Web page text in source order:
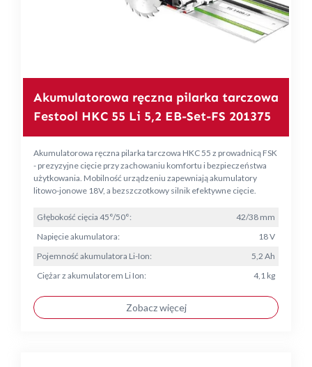
Akumulatorowa ręczna pilarka tarczowa
Festool HKC 55 Li 5,2 EB-Set-FS 201375
Akumulatorowa ręczna pilarka tarczowa HKC 55 z prowadnicą FSK
- prezyzyjne cięcie przy zachowaniu komfortu i bezpieczeństwa
użytkowania. Mobilność urządzeniu zapewniają akumulatory
litowo-jonowe 18V, a bezszczotkowy silnik efektywne cięcie.
Głębokość cięcia 45°/50°:
42/38 mm
Napięcie akumulatora:
18 V
Pojemność akumulatora Li-Ion:
5,2 Ah
Ciężar z akumulatorem Li Ion:
4,1 kg
Zobacz więcej